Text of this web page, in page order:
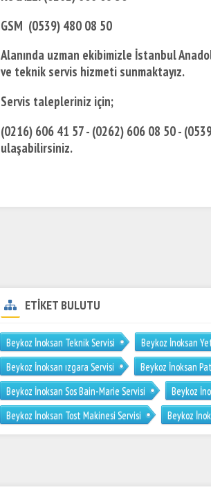
GSM (0539) 480 08 50
Alanında uzman ekibimizle İstanbul
ve teknik servis hizmeti sunmaktayız.
Servis talepleriniz için;
(0216) 606 41 57 - (0262) 606 08 50 -
ulaşabilirsiniz.
ETİKET BULUTU
Beykoz İnoksan Teknik Servisi Beykoz İnoksan
Beykoz İnoksan ızgara Servisi
Beykoz İnoksan
Beykoz İnoksan Sos Bain-Marie Servisi
Beykoz
Beykoz İnoksan Tost Makinesi Servisi
Beykoz